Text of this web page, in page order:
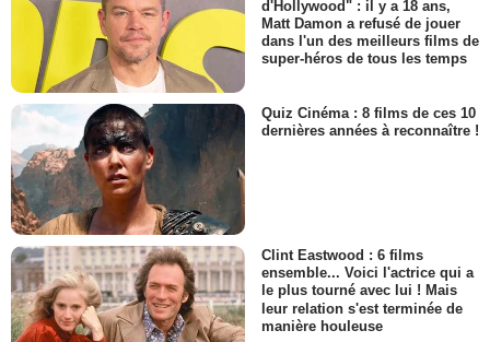
d'Hollywood" : il y a 18 ans,
Matt Damon a refusé de jouer
dans l'un des meilleurs films de
super-héros de tous les temps
Quiz Cinéma : 8 films de ces 10
dernières années à reconnaître !
Clint Eastwood : 6 films
ensemble... Voici l'actrice qui a
le plus tourné avec lui ! Mais
leur relation s'est terminée de
manière houleuse